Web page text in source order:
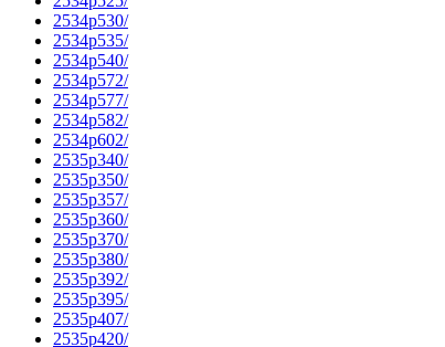
2534p530/
2534p535/
2534p540/
2534p572/
2534p577/
2534p582/
2534p602/
2535p340/
2535p350/
2535p357/
2535p360/
2535p370/
2535p380/
2535p392/
2535p395/
2535p407/
2535p420/